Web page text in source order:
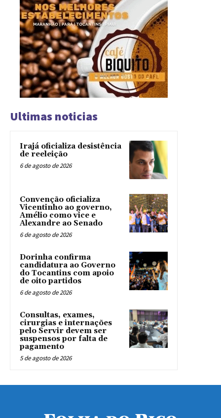
Ultimas noticias
Irajá oficializa desistência
de reeleição
6 de agosto de 2026
Convenção oficializa
Vicentinho ao governo,
Amélio como vice e
Alexandre ao Senado
6 de agosto de 2026
Dorinha confirma
candidatura ao Governo
do Tocantins com apoio
de oito partidos
6 de agosto de 2026
Consultas, exames,
cirurgias e internações
pelo Servir devem ser
suspensos por falta de
pagamento
5 de agosto de 2026